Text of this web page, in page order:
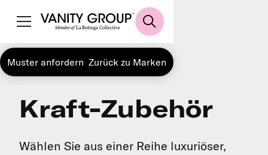
Muster anfordern Zurück zu Marken
Kraft-Zubehör
Wählen Sie aus einer Reihe luxuriöser,